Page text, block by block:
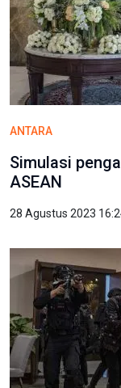
ANTARA
Simulasi
ASEAN
28 Agustus 2023